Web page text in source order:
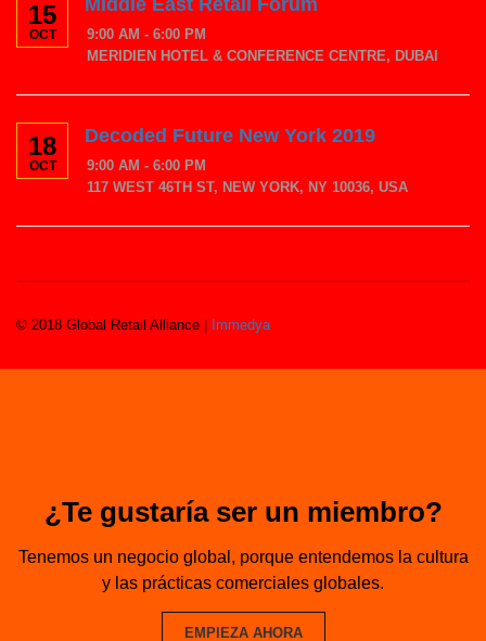
15
OCT
Middle East Retail Forum
9:00 AM - 6:00 PM
MERIDIEN HOTEL & CONFERENCE CENTRE, DUBAI
18
OCT
Decoded Future New York 2019
9:00 AM - 6:00 PM
117 WEST 46TH ST, NEW YORK, NY 10036, USA
© 2018 Global Retail Alliance | Immedya
¿Te gustaría ser un miembro?
Tenemos un negocio global, porque entendemos la cultura
y las prácticas comerciales globales.
EMPIEZA AHORA